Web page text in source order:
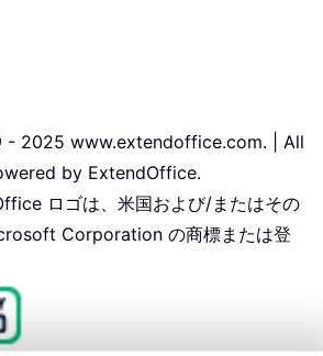
2025 www.extendoffice.com. | All
by ExtendOffice.
ロゴは、米国および/またはその
Corporation の商標または登